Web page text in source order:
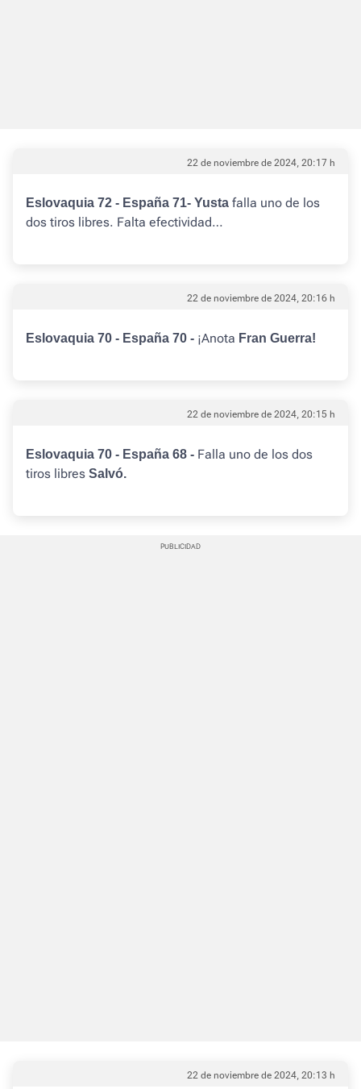
22 de noviembre de 2024, 20:17 h
Eslovaquia 72 - España 71- Yusta falla uno de los
dos tiros libres. Falta efectividad…
22 de noviembre de 2024, 20:16 h
Eslovaquia 70 - España 70 - ¡Anota Fran Guerra!
22 de noviembre de 2024, 20:15 h
Eslovaquia 70 - España 68 - Falla uno de los dos
tiros libres Salvó.
22 de noviembre de 2024, 20:13 h